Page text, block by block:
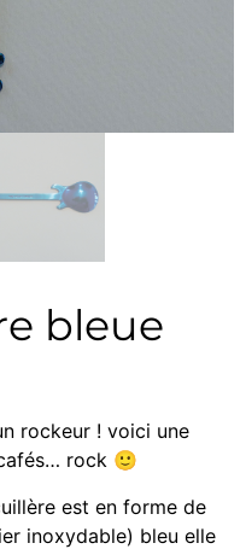
bleue
rockeur ! voici une
rock 🙂
est en forme de
inoxydable) bleu elle